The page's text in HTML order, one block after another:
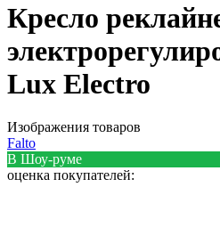
Кресло
Lux Electro
Изображения товаров
Falto
В Шоу-руме
оценка покупателей: